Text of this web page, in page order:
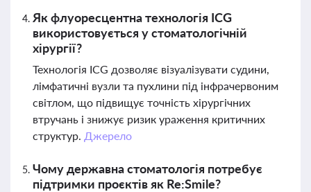
Як флуоресцентна технологія ICG
використовується у стоматологічній
хірургії?
Технологія ICG дозволяє візуалізувати судини,
лімфатичні вузли та пухлини під інфрачервоним
світлом, що підвищує точність хірургічних
втручань і знижує ризик ураження критичних
структур. Джерело
Чому державна стоматологія потребує
підтримки проєктів як Re:Smile?